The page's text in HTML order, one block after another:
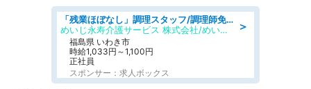
＞
「残業ほぼなし」調理スタッフ/調理師免許必須/正職員/日勤のみ/住宅型有料老人ホーム
めいじ永寿介護サービス 株式会社/めいじ永寿介護サービスセンター
福島県 いわき市
時給1,033円～1,100円
正社員
スポンサー：求人ボックス